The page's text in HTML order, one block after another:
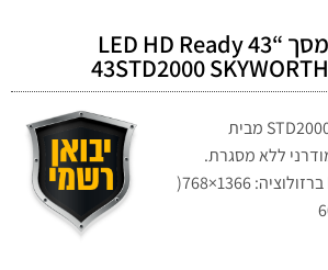
מסך “43 LED HD Ready
43STD2000 SKYWORTH
טלוויזיה “43 מסדרת STD2000 מבית
מסך בטכנולוגיית LED ברזולוציה: 1366×768(